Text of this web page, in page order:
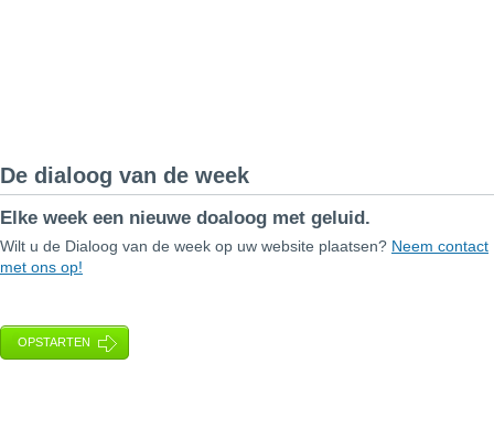
De dialoog van de week
Elke week een nieuwe doaloog met geluid.
Wilt u de Dialoog van de week op uw website plaatsen? Neem contact
met ons op!
OPSTARTEN